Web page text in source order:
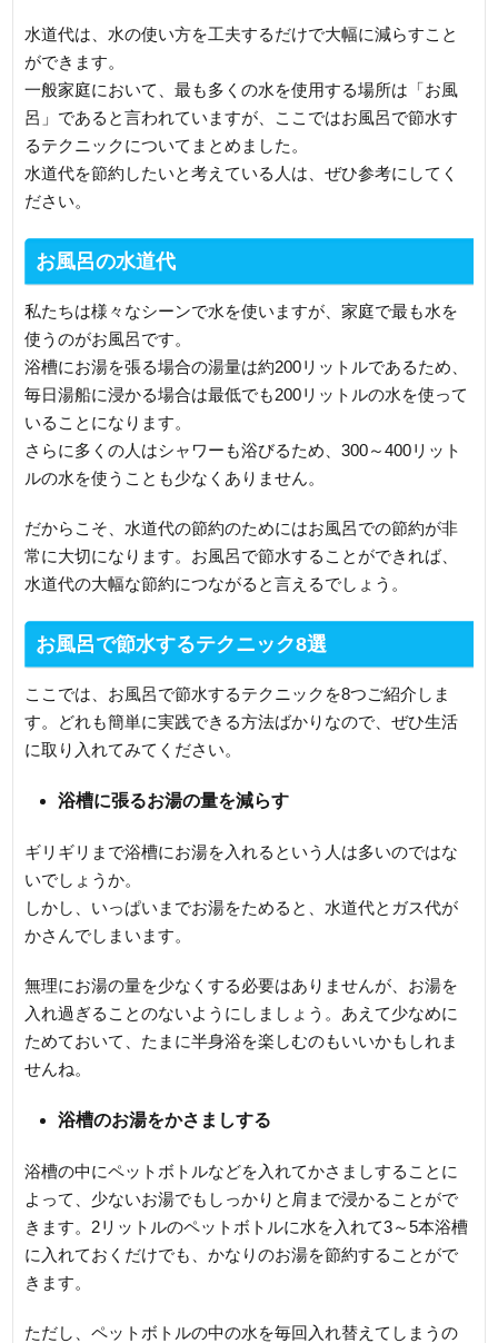
水道代は、水の使い方を工夫するだけで大幅に減らすこと
ができます。
一般家庭において、最も多くの水を使用する場所は「お風
呂」であると言われていますが、ここではお風呂で節水す
るテクニックについてまとめました。
水道代を節約したいと考えている人は、ぜひ参考にしてく
ださい。
お風呂の水道代
私たちは様々なシーンで水を使いますが、家庭で最も水を
使うのがお風呂です。
浴槽にお湯を張る場合の湯量は約200リットルであるため、
毎日湯船に浸かる場合は最低でも200リットルの水を使って
いることになります。
さらに多くの人はシャワーも浴びるため、300～400リット
ルの水を使うことも少なくありません。
だからこそ、水道代の節約のためにはお風呂での節約が非
常に大切になります。お風呂で節水することができれば、
水道代の大幅な節約につながると言えるでしょう。
お風呂で節水するテクニック8選
ここでは、お風呂で節水するテクニックを8つご紹介しま
す。どれも簡単に実践できる方法ばかりなので、ぜひ生活
に取り入れてみてください。
浴槽に張るお湯の量を減らす
ギリギリまで浴槽にお湯を入れるという人は多いのではな
いでしょうか。
しかし、いっぱいまでお湯をためると、水道代とガス代が
かさんでしまいます。
無理にお湯の量を少なくする必要はありませんが、お湯を
入れ過ぎることのないようにしましょう。あえて少なめに
ためておいて、たまに半身浴を楽しむのもいいかもしれま
せんね。
浴槽のお湯をかさましする
浴槽の中にペットボトルなどを入れてかさましすることに
よって、少ないお湯でもしっかりと肩まで浸かることがで
きます。2リットルのペットボトルに水を入れて3～5本浴槽
に入れておくだけでも、かなりのお湯を節約することがで
きます。
ただし、ペットボトルの中の水を毎回入れ替えてしまうの